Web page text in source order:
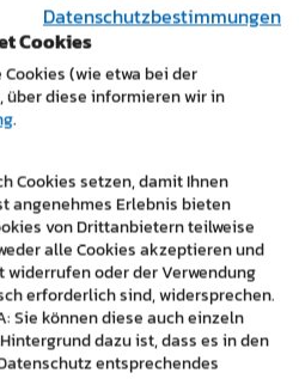
Ihr
in der neuen
nach Informationen
Zeit stark verändert.
nicht mehr aus.…
Datenschutzbestimmungen
Cookies
(wie etwa bei der
diese informieren wir in
.
Cookies setzen, damit Ihnen
angenehmes Erlebnis bieten
von Drittanbietern teilweise
alle Cookies akzeptieren und
oder der Verwendung
erforderlich sind, widersprechen.
Sie können diese auch einzeln
dazu ist, dass es in den
entsprechendes